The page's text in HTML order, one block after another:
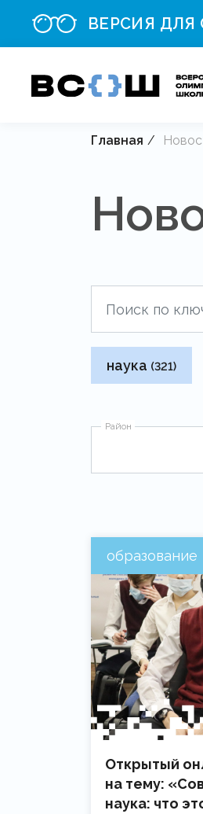
ВЕРСИЯ
Главная
наука (321)
Район
образование
Открытый
на тему:
наука: что